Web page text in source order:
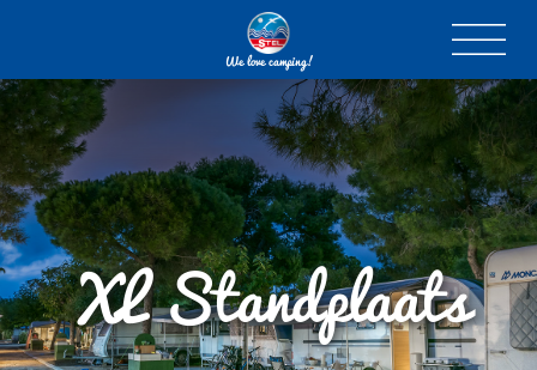
We love camping!
XL Standplaats